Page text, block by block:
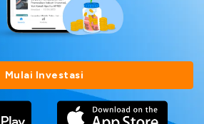
Mulai Investasi